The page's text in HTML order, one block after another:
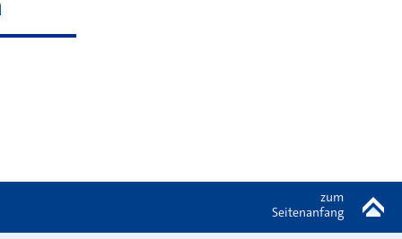
zum
Seitenanfang